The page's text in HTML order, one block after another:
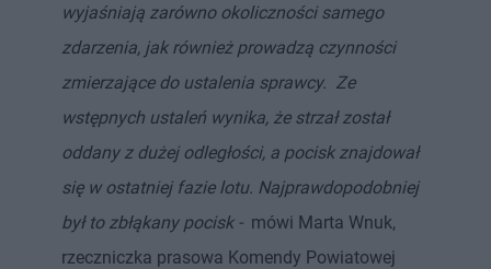
wyjaśniają zarówno okoliczności samego
zdarzenia, jak również prowadzą czynności
zmierzające do ustalenia sprawcy. Ze
wstępnych ustaleń wynika, że strzał został
oddany z dużej odległości, a pocisk znajdował
się w ostatniej fazie lotu. Najprawdopodobniej
był to zbłąkany pocisk - mówi Marta Wnuk,
rzeczniczka prasowa Komendy Powiatowej